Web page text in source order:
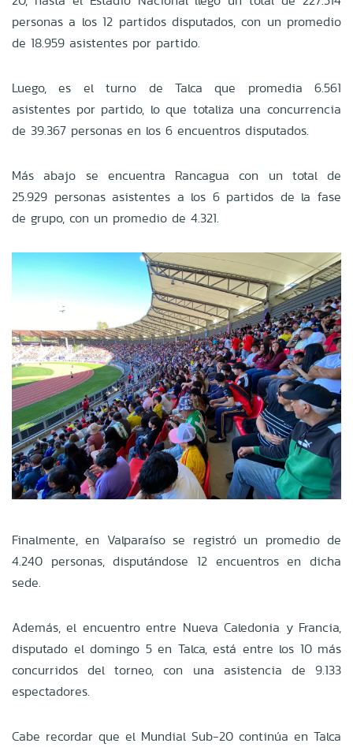
personas a los 12 partidos disputados, con un promedio
de 18.959 asistentes por partido.
Luego, es el turno de Talca que promedia 6.561
asistentes por partido, lo que totaliza una concurrencia
de 39.367 personas en los 6 encuentros disputados.
Más abajo se encuentra Rancagua con un total de
25.929 personas asistentes a los 6 partidos de la fase
de grupo, con un promedio de 4.321.
Finalmente, en Valparaíso se registró un promedio de
4.240 personas, disputándose 12 encuentros en dicha
sede.
Además, el encuentro entre Nueva Caledonia y Francia,
disputado el domingo 5 en Talca, está entre los 10 más
concurridos del torneo, con una asistencia de 9.133
espectadores.
Cabe recordar que el Mundial Sub-20 continúa en Talca